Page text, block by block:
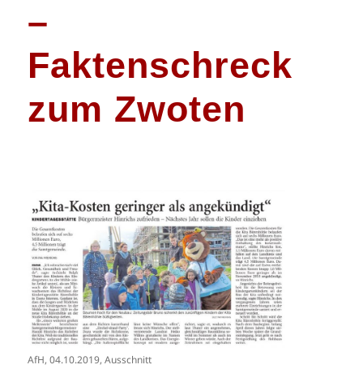
–
Faktenschreck
zum Zwoten
AfH, 04.10.2019, Ausschnitt